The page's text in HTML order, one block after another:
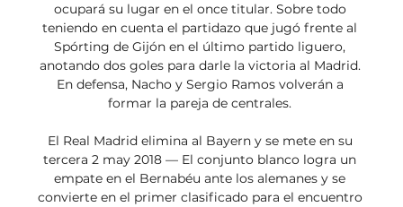
ocupará su lugar en el once titular. Sobre todo
teniendo en cuenta el partidazo que jugó frente al
Spórting de Gijón en el último partido liguero,
anotando dos goles para darle la victoria al Madrid.
En defensa, Nacho y Sergio Ramos volverán a
formar la pareja de centrales.
El Real Madrid elimina al Bayern y se mete en su
tercera 2 may 2018 — El conjunto blanco logra un
empate en el Bernabéu ante los alemanes y se
convierte en el primer clasificado para el encuentro